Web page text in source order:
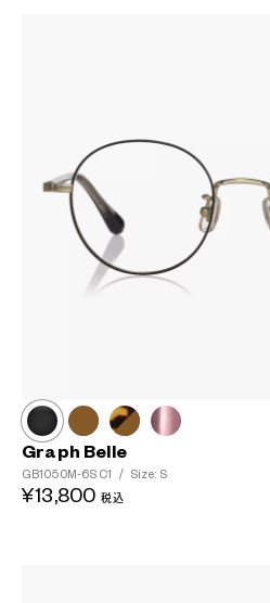
Graph Belle
GB1050M-6S C1 / Size: S
¥13,800 税込